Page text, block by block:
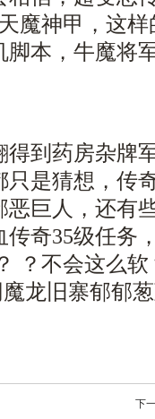
魔神甲，这
本，牛魔将
到药房杂牌
只是猜想，传
巨人，还有
传奇35级任务
？不会这么
龙旧寨郁郁
下